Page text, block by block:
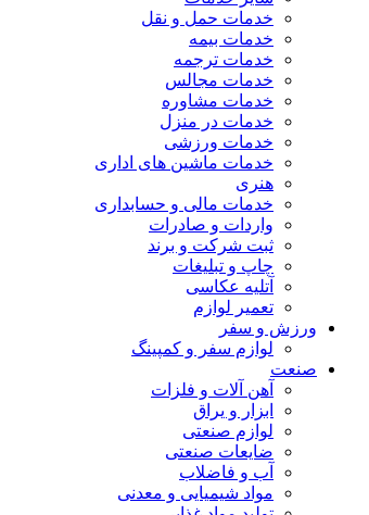
خدمات حمل و نقل
خدمات بیمه
خدمات ترجمه
خدمات مجالس
خدمات مشاوره
خدمات در منزل
خدمات ورزشی
خدمات ماشین های اداری
هنری
خدمات مالی و حسابداری
واردات و صادرات
ثبت شرکت و برند
چاپ و تبلیغات
آتلیه عکاسی
تعمیر لوازم
ورزش و سفر
لوازم سفر و کمپینگ
صنعت
آهن آلات و فلزات
ابزار و یراق
لوازم صنعتی
ضایعات صنعتی
آب و فاضلاب
مواد شیمیایی و معدنی